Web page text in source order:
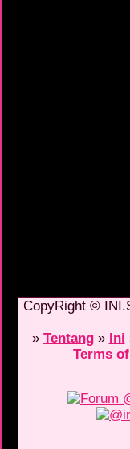
CopyRight ©
» Tentang» Ini
Terms